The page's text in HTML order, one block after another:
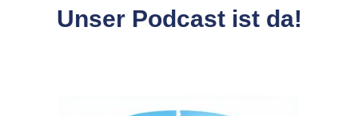
Unser Podcast ist da!